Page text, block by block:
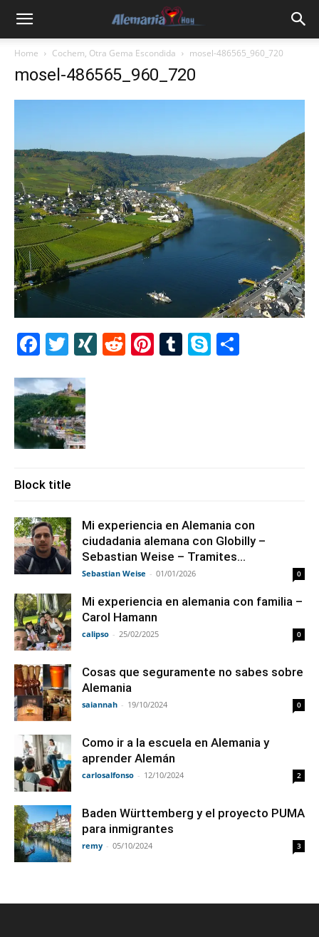
Home Cochem, Otra Gema Escondida mosel-486565_960_720
mosel-486565_960_720
Facebook
Twitter
XINGReddit
Pinterest
Tumblr
Skype
Block title
Mi experiencia en Alemania con
ciudadania alemana con Globilly –
Sebastian Weise – Tramites...
Sebastian Weise - 01/01/2026 0
Mi experiencia en alemania con familia –
Carol Hamann
calipso - 25/02/2025 0
Cosas que seguramente no sabes sobre
Alemania
saiannah - 19/10/2024 0
Como ir a la escuela en Alemania y
aprender Alemán
carlosalfonso - 12/10/2024 2
Baden Württemberg y el proyecto PUMA
para inmigrantes
remy - 05/10/2024 3